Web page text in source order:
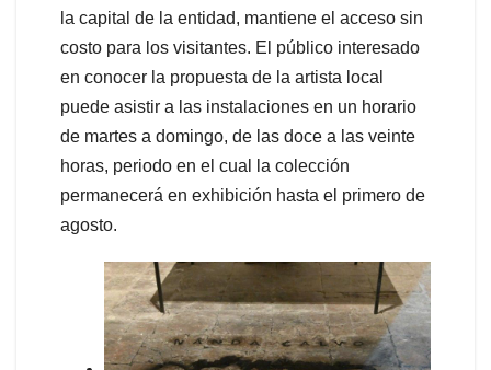
la capital de la entidad, mantiene el acceso sin
costo para los visitantes. El público interesado
en conocer la propuesta de la artista local
puede asistir a las instalaciones en un horario
de martes a domingo, de las doce a las veinte
horas, periodo en el cual la colección
permanecerá en exhibición hasta el primero de
agosto.